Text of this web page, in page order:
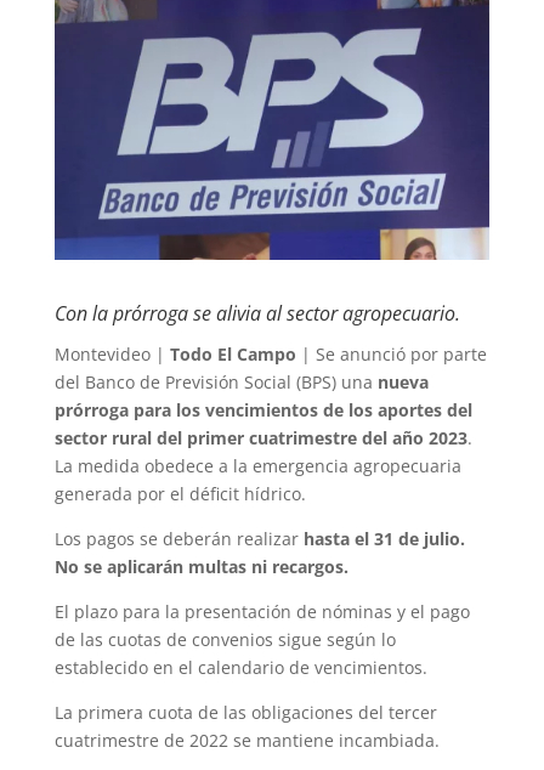
Con la prórroga se alivia al sector agropecuario.
Montevideo | Todo El Campo | Se anunció por parte
del Banco de Previsión Social (BPS) una nueva
prórroga para los vencimientos de los aportes del
sector rural del primer cuatrimestre del año 2023.
La medida obedece a la emergencia agropecuaria
generada por el déficit hídrico.
Los pagos se deberán realizar hasta el 31 de julio.
No se aplicarán multas ni recargos.
El plazo para la presentación de nóminas y el pago
de las cuotas de convenios sigue según lo
establecido en el calendario de vencimientos.
La primera cuota de las obligaciones del tercer
cuatrimestre de 2022 se mantiene incambiada.